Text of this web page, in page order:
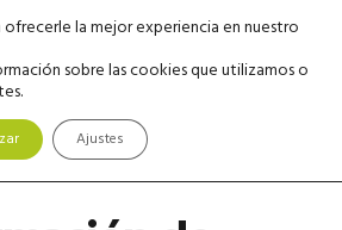
MENU
la mejor experiencia en nuestro
sobre las cookies que utilizamos o
Ajustes